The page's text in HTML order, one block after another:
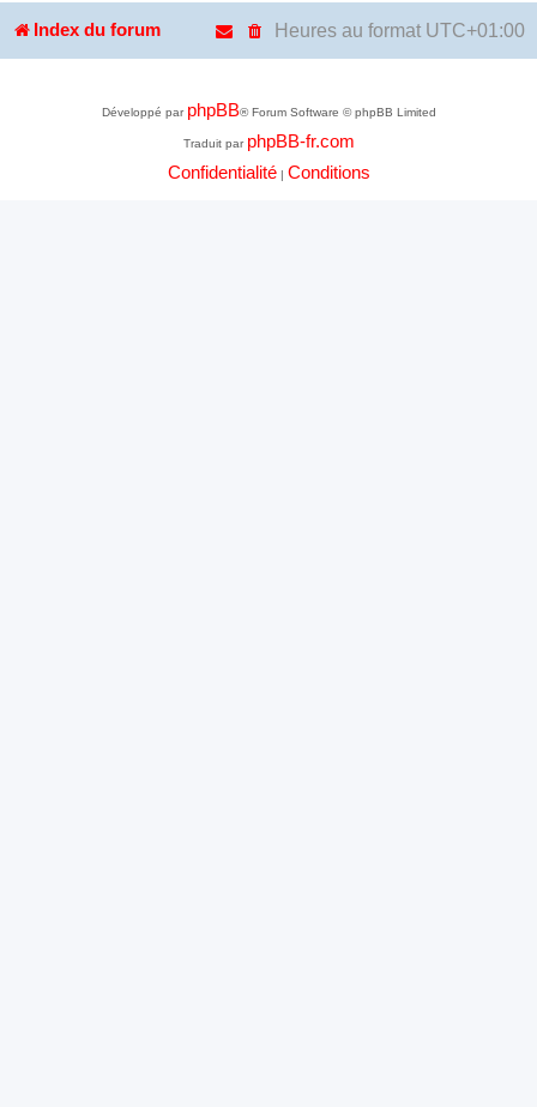
Index du forum Heures au format UTC+01:00
Développé par phpBB® Forum Software © phpBB Limited
Traduit par phpBB-fr.com
Confidentialité| Conditions